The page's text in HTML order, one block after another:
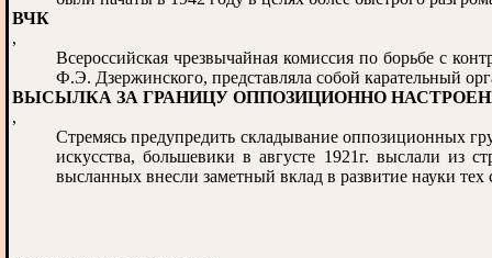
ВЧК
,
Всероссийская чрезвычайная комиссия по борьбе с
Ф.Э. Дзержинского, представляла собой карательный
ВЫСЫЛКА ЗА ГРАНИЦУ ОППОЗИЦИОННО
,
Стремясь предупредить складывание оппозиционных
искусства, большевики в августе 1921г. выслали из
высланных внесли заметный вклад в развитие науки тех